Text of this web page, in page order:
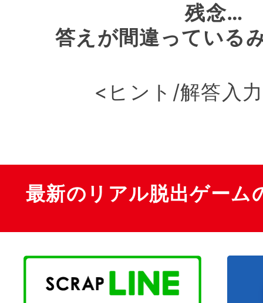
残念…
答えが間違っている
<ヒント/解答入
最新のリアル脱出ゲーム